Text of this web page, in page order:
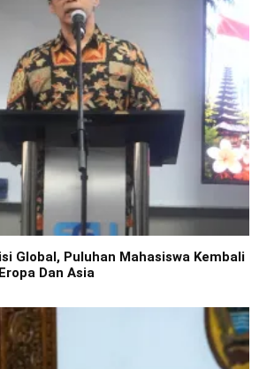
Global, Puluhan Mahasiswa Kembali
Dan Asia